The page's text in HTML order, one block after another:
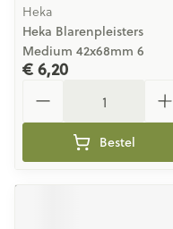
Heka
Heka Blarenpleisters
Medium 42x68mm 6
€ 6,20
Bestel